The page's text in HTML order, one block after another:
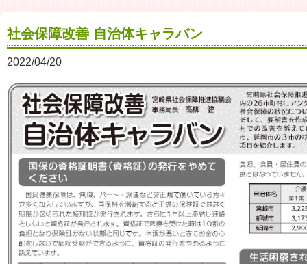
社会保障改善 自治体キャラバン
2022/04/20